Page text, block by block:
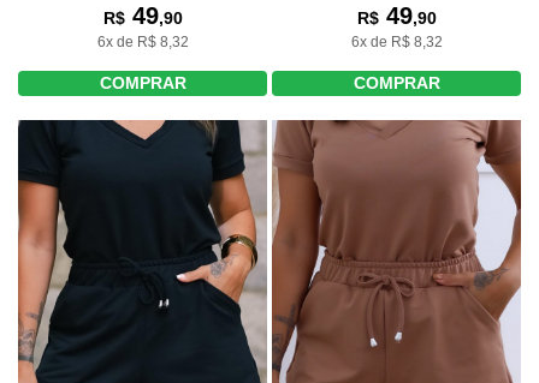
R$49,90
6x de R$ 8,32
COMPRAR
R$49,90
6x de R$ 8,32
COMPRAR